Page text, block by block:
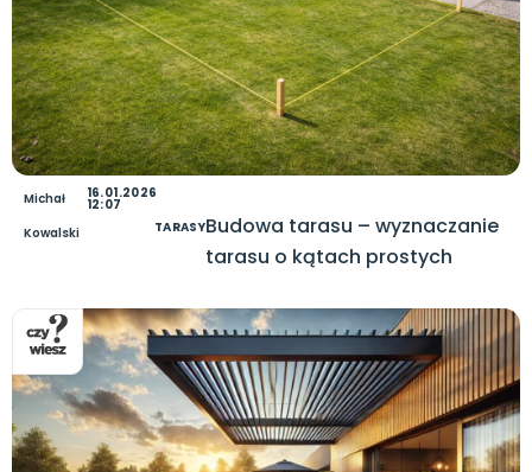
Michał
Kowalski
16.01.2026
12:07
TARASYBudowa tarasu – wyznaczanie
tarasu o kątach prostych